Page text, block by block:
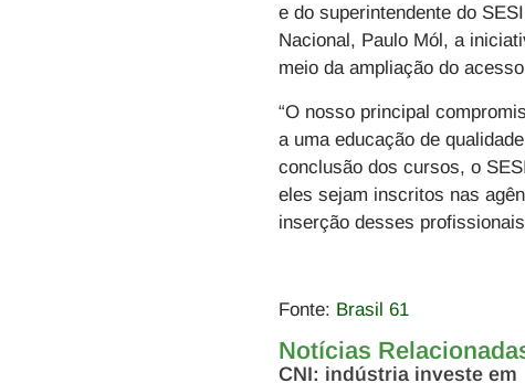
e do superintendente do
Nacional, Paulo Mól, a
meio da ampliação do
“O nosso principal
a uma educação de
conclusão dos cursos, o
eles sejam inscritos nas
inserção desses
Fonte: Brasil 61
Notícias
CNI: indústria investe em